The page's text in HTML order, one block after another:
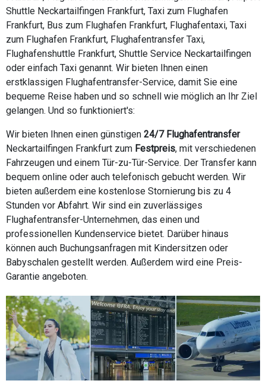
Shuttle Neckartailfingen Frankfurt, Taxi zum Flughafen
Frankfurt, Bus zum Flughafen Frankfurt, Flughafentaxi, Taxi
zum Flughafen Frankfurt, Flughafentransfer Taxi,
Flughafenshuttle Frankfurt, Shuttle Service Neckartailfingen
oder einfach Taxi genannt. Wir bieten Ihnen einen
erstklassigen Flughafentransfer-Service, damit Sie eine
bequeme Reise haben und so schnell wie möglich an Ihr Ziel
gelangen. Und so funktioniert's:
Wir bieten Ihnen einen günstigen 24/7 Flughafentransfer
Neckartailfingen Frankfurt zum Festpreis, mit verschiedenen
Fahrzeugen und einem Tür-zu-Tür-Service. Der Transfer kann
bequem online oder auch telefonisch gebucht werden. Wir
bieten außerdem eine kostenlose Stornierung bis zu 4
Stunden vor Abfahrt. Wir sind ein zuverlässiges
Flughafentransfer-Unternehmen, das einen und
professionellen Kundenservice bietet. Darüber hinaus
können auch Buchungsanfragen mit Kindersitzen oder
Babyschalen gestellt werden. Außerdem wird eine Preis-
Garantie angeboten.